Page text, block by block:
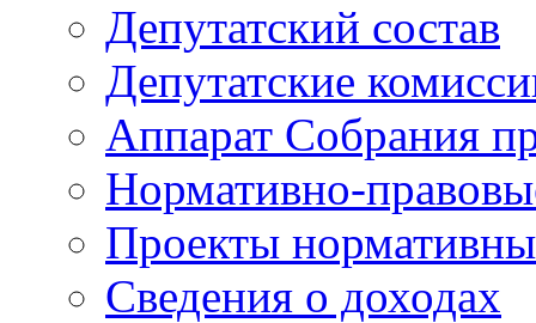
Депутатский состав
Депутатские
Аппарат Собрания
Нормативно-
Проекты
Сведения о доходах